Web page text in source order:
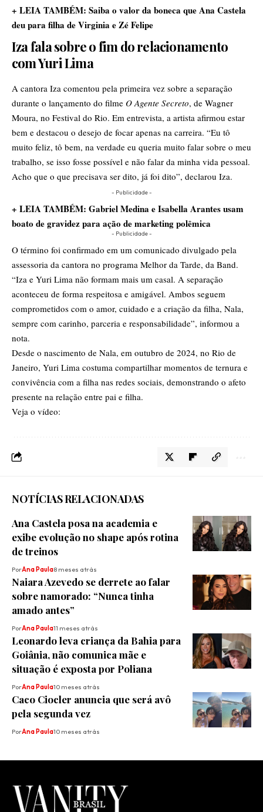
+ LEIA TAMBÉM: Saiba o valor da boneca que Ana Castela
deu para filha de Virginia e Zé Felipe
Iza fala sobre o fim do relacionamento
com Yuri Lima
A cantora Iza comentou pela primeira vez sobre a separação
durante o lançamento do filme O Agente Secreto, de Wagner
Moura, no Festival do Rio. Em entrevista, a artista afirmou estar
bem e destacou o desejo de focar apenas na carreira. “Eu tô
muito feliz, tô bem, na verdade eu queria muito falar sobre o meu
trabalho, se isso fosse possível e não falar da minha vida pessoal.
Acho que o que precisava ser dito, já foi dito”, declarou Iza.
- Publicidade -
+ LEIA TAMBÉM: Gabriel Medina e Isabella Arantes usam
boato de gravidez para ação de marketing polêmica
- Publicidade -
O término foi confirmado em um comunicado divulgado pela
assessoria da cantora no programa Melhor da Tarde, da Band.
“Iza e Yuri Lima não formam mais um casal. A separação
aconteceu de forma respeitosa e amigável. Ambos seguem
comprometidos com o amor, cuidado e a criação da filha, Nala,
sempre com carinho, parceria e responsabilidade”, informou a
nota.
Desde o nascimento de Nala, em outubro de 2024, no Rio de
Janeiro, Yuri Lima costuma compartilhar momentos de ternura e
convivência com a filha nas redes sociais, demonstrando o afeto
presente na relação entre pai e filha.
Veja o vídeo:
NOTÍCIAS RELACIONADAS
Ana Castela posa na academia e
exibe evolução no shape após rotina
de treinos
PorAna Paula8 meses atrás
Naiara Azevedo se derrete ao falar
sobre namorado: “Nunca tinha
amado antes”
PorAna Paula11 meses atrás
Leonardo leva criança da Bahia para
Goiânia, não comunica mãe e
situação é exposta por Poliana
PorAna Paula10 meses atrás
Caco Ciocler anuncia que será avô
pela segunda vez
PorAna Paula10 meses atrás